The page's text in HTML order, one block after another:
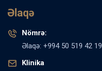
Əlaqə
Nömrə:
Əlaqə: +994 50 519 42 19
Klinika